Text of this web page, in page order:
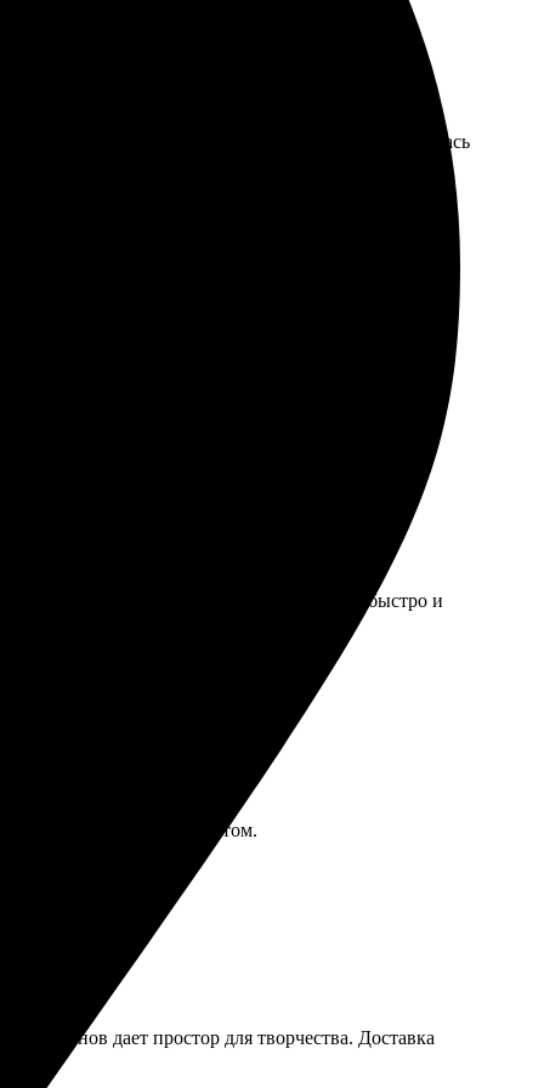
процесс оформления. Удобный интерфейс сайта,
пришли быстро, отлично упакованы. Я осталась
и яркие. В процессе оформления доступны
Обязательно обращусь ещё!
загружать фотографии. Открытки пришли быстро и
ещё!
удивлена результатом.
шаблонов дает простор для творчества. Доставка